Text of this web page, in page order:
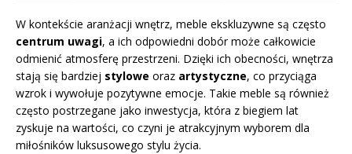
W kontekście aranżacji wnętrz, meble ekskluzywne są często
centrum uwagi, a ich odpowiedni dobór może całkowicie
odmienić atmosferę przestrzeni. Dzięki ich obecności, wnętrza
stają się bardziej stylowe oraz artystyczne, co przyciąga
wzrok i wywołuje pozytywne emocje. Takie meble są również
często postrzegane jako inwestycja, która z biegiem lat
zyskuje na wartości, co czyni je atrakcyjnym wyborem dla
miłośników luksusowego stylu życia.